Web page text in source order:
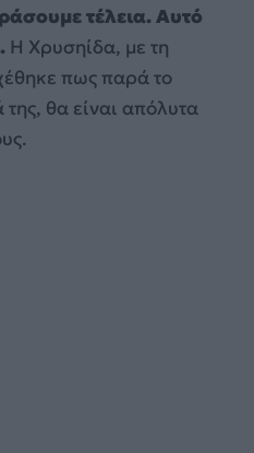
τέλεια. Αυτό
Η Χρυσηίδα, με τη
πως παρά το
θα είναι απόλυτα